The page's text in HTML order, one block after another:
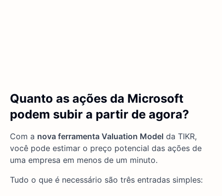
Quanto as ações da Microsoft
podem subir a partir de agora?
Com a nova ferramenta Valuation Model da TIKR,
você pode estimar o preço potencial das ações de
uma empresa em menos de um minuto.
Tudo o que é necessário são três entradas simples: